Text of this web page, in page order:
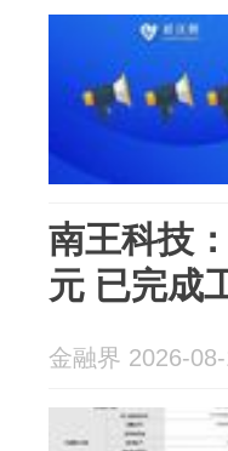
南王科技
元 已完成
金融界 2026-